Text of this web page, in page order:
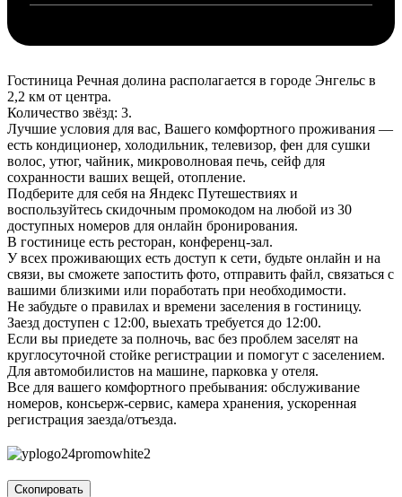
Гостиница Речная долина располагается в городе Энгельс в
2,2 км от центра.
Количество звёзд: 3.
Лучшие условия для вас, Вашего комфортного проживания —
есть кондиционер, холодильник, телевизор, фен для сушки
волос, утюг, чайник, микроволновая печь, сейф для
сохранности ваших вещей, отопление.
Подберите для себя на Яндекс Путешествиях и
воспользуйтесь скидочным промокодом на любой из 30
доступных номеров для онлайн бронирования.
В гостинице есть ресторан, конференц-зал.
У всех проживающих есть доступ к сети, будьте онлайн и на
связи, вы сможете запостить фото, отправить файл, связаться с
вашими близкими или поработать при необходимости.
Не забудьте о правилах и времени заселения в гостиницу.
Заезд доступен с 12:00, выехать требуется до 12:00.
Если вы приедете за полночь, вас без проблем заселят на
круглосуточной стойке регистрации и помогут с заселением.
Для автомобилистов на машине, парковка у отеля.
Все для вашего комфортного пребывания: обслуживание
номеров, консьерж-сервис, камера хранения, ускоренная
регистрация заезда/отъезда.
Скопировать